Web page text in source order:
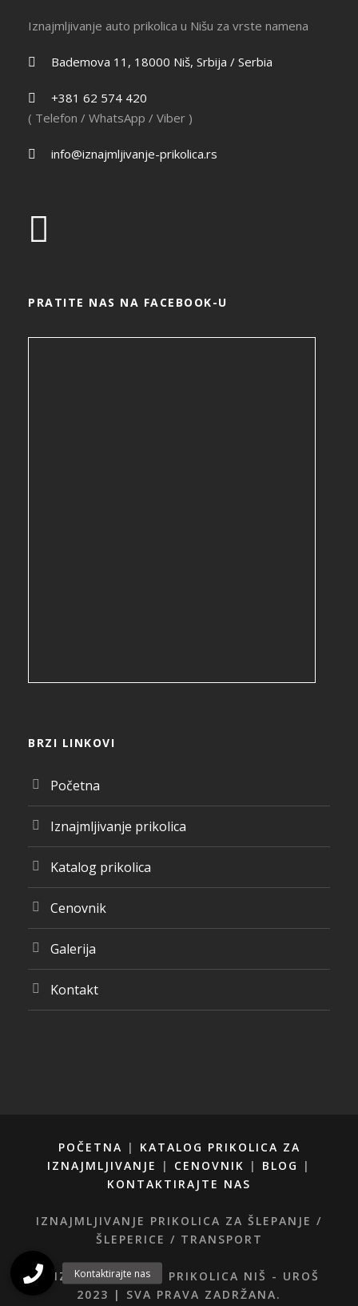
Iznajmljivanje auto prikolica u Nišu za vrste namena
Bademova 11, 18000 Niš, Srbija / Serbia
+381 62 574 420
( Telefon / WhatsApp / Viber )
info@iznajmljivanje-prikolica.rs
PRATITE NAS NA FACEBOOK-U
BRZI LINKOVI
Početna
Iznajmljivanje prikolica
Katalog prikolica
Cenovnik
Galerija
Kontakt
POČETNA | KATALOG PRIKOLICA ZA
IZNAJMLJIVANJE
| CENOVNIK | BLOG
|
KONTAKTIRAJTE NAS
IZNAJMLJIVANJE PRIKOLICA ZA ŠLEPANJE /
ŠLEPERICE / TRANSPORT
© IZNAJMLJIVANJE PRIKOLICA NIŠ - UROŠ
2023 | SVA PRAVA ZADRŽANA.